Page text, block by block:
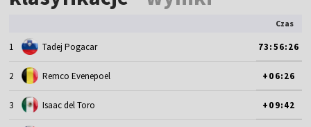
Czas
1 Tadej Pogacar 73:56:26
2 Remco Evenepoel +06:26
3 Isaac del Toro +09:42